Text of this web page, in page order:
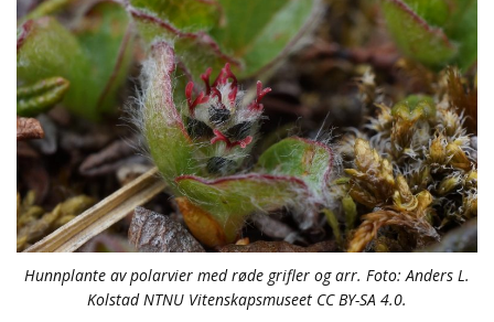
Hunnplante av polarvier med røde grifler og arr. Foto: Anders L.
Kolstad NTNU Vitenskapsmuseet CC BY-SA 4.0.